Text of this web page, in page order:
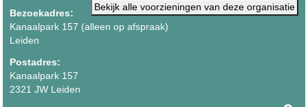
Bekijk alle voorzieningen van deze organisatie
Bezoekadres:
Kanaalpark 157 (alleen op afspraak)
Leiden
Postadres:
Kanaalpark 157
2321 JW Leiden